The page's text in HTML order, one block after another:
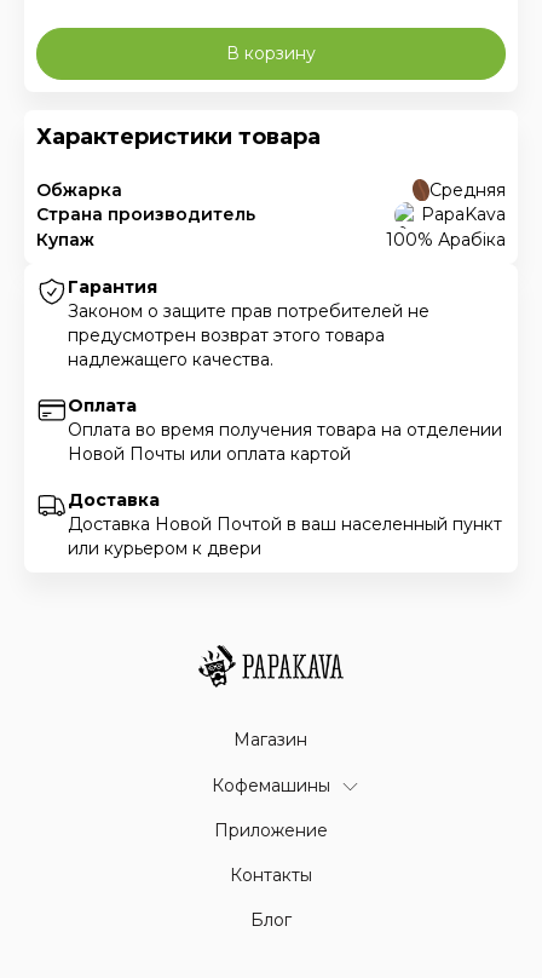
В корзину
Характеристики товара
Обжарка
Средняя
Страна производитель
PapaKava
Купаж
100% Арабіка
Гарантия
Законом о защите прав потребителей не
предусмотрен возврат этого товара
надлежащего качества.
Оплата
Оплата во время получения товара на отделении
Новой Почты или оплата картой
Доставка
Доставка Новой Почтой в ваш населенный пункт
или курьером к двери
Магазин
Кофемашины
Приложение
Контакты
Блог